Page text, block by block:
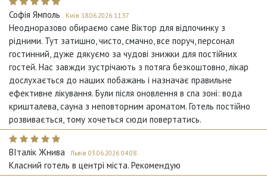
Софія Ямполь Київ 18.06.2026 11:37
Неодноразово обираємо саме Віктор для відпочинку з
рідними. Тут затишно, чисто, смачно, все поруч, персонал
гостинний, дуже дякуємо за чудові знижки для постійних
гостей. Нас завжди зустрічають з потяга безкоштовно, лікар
дослухається до наших побажань і назначає правильне
ефективне лікування. Були після оновлення в спа зоні: вода
кришталева, сауна з неповторним ароматом. Готель постійно
розвивається, тому хочеться сюди повертатись.
ВІталік Жнива Львів 03.06.2026 04:08
Класний готель в центрі міста. Рекомендую